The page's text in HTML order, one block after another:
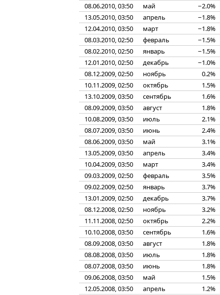
08.06.2010, 03:50
май
−2.0%
13.05.2010, 03:50
апрель
−1.8%
12.04.2010, 03:50
март
−1.8%
08.03.2010, 02:50
февраль
−1.5%
08.02.2010, 02:50
январь
−1.5%
12.01.2010, 02:50
декабрь
−1.0%
08.12.2009, 02:50
ноябрь
0.2%
10.11.2009, 02:50
октябрь
1.5%
13.10.2009, 03:50
сентябрь
1.6%
08.09.2009, 03:50
август
1.8%
10.08.2009, 03:50
июль
2.1%
08.07.2009, 03:50
июнь
2.4%
08.06.2009, 03:50
май
3.1%
13.05.2009, 03:50
апрель
3.4%
10.04.2009, 03:50
март
3.4%
09.03.2009, 02:50
февраль
3.5%
09.02.2009, 02:50
январь
3.7%
13.01.2009, 02:50
декабрь
3.7%
08.12.2008, 02:50
ноябрь
3.2%
11.11.2008, 02:50
октябрь
2.2%
10.10.2008, 03:50
сентябрь
1.6%
08.09.2008, 03:50
август
1.8%
08.08.2008, 03:50
июль
1.8%
08.07.2008, 03:50
июнь
1.8%
09.06.2008, 03:50
май
1.5%
12.05.2008, 03:50
апрель
1.2%